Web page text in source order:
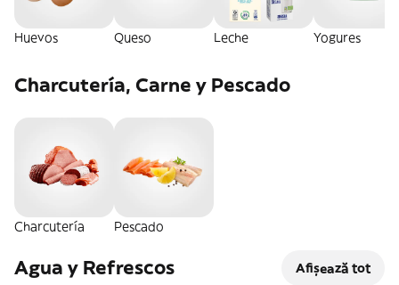
Huevos Queso Leche Yogures
Charcutería, Carne y Pescado
Charcutería Pescado
Agua y Refrescos Afișează tot